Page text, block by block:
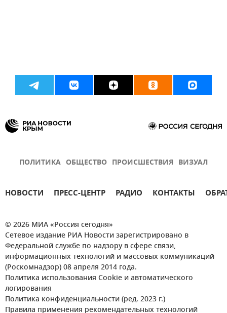
ПОЛИТИКА ОБЩЕСТВО ПРОИСШЕСТВИЯ ВИЗУАЛ
НОВОСТИ ПРЕСС-ЦЕНТР РАДИО КОНТАКТЫ
© 2026 МИА «Россия сегодня»
Сетевое издание РИА Новости зарегистрировано в
Федеральной службе по надзору в сфере связи,
информационных технологий и массовых коммуникаций
(Роскомнадзор) 08 апреля 2014 года.
Политика использования Cookie и автоматического
логирования
Политика конфиденциальности (ред. 2023 г.)
Правила применения рекомендательных технологий